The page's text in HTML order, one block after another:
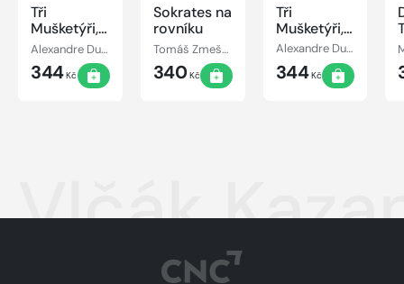
Tři
Mušketýři,
II. díl
Alexandre Dumas st.
344Kč
Sokrates na
rovníku
Tomáš Zmeškal
340Kč
Tři
Mušketýři, I.
Díl
Alexandre Dumas st.
344Kč
Vlčák